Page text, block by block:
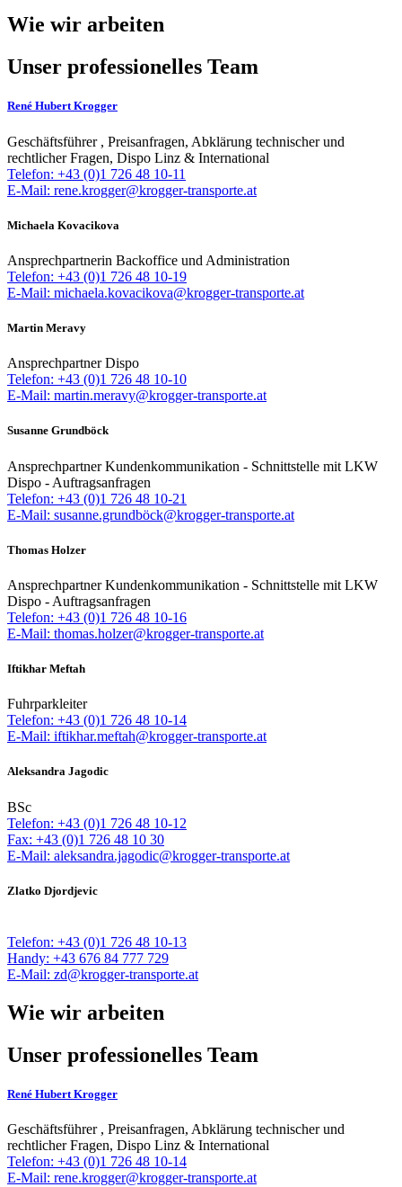
Wie wir arbeiten
Unser professionelles Team
René Hubert Krogger
Geschäftsführer , Preisanfragen, Abklärung technischer und
rechtlicher Fragen, Dispo Linz & International
Telefon: +43 (0)1 726 48 10-11
E-Mail: rene.krogger@krogger-transporte.at
Michaela Kovacikova
Ansprechpartnerin Backoffice und Administration
Telefon: +43 (0)1 726 48 10-19
E-Mail: michaela.kovacikova@krogger-transporte.at
Martin Meravy
Ansprechpartner Dispo
Telefon: +43 (0)1 726 48 10-10
E-Mail: martin.meravy@krogger-transporte.at
Susanne Grundböck
Ansprechpartner Kundenkommunikation - Schnittstelle mit LKW
Dispo - Auftragsanfragen
Telefon: +43 (0)1 726 48 10-21
E-Mail: susanne.grundböck@krogger-transporte.at
Thomas Holzer
Ansprechpartner Kundenkommunikation - Schnittstelle mit LKW
Dispo - Auftragsanfragen
Telefon: +43 (0)1 726 48 10-16
E-Mail: thomas.holzer@krogger-transporte.at
Iftikhar Meftah
Fuhrparkleiter
Telefon: +43 (0)1 726 48 10-14
E-Mail: iftikhar.meftah@krogger-transporte.at
Aleksandra Jagodic
BSc
Telefon: +43 (0)1 726 48 10-12
Fax: +43 (0)1 726 48 10 30
E-Mail: aleksandra.jagodic@krogger-transporte.at
Zlatko Djordjevic
Telefon: +43 (0)1 726 48 10-13
Handy: +43 676 84 777 729
E-Mail: zd@krogger-transporte.at
Wie wir arbeiten
Unser professionelles Team
René Hubert Krogger
Geschäftsführer , Preisanfragen, Abklärung technischer und
rechtlicher Fragen, Dispo Linz & International
Telefon: +43 (0)1 726 48 10-14
E-Mail: rene.krogger@krogger-transporte.at